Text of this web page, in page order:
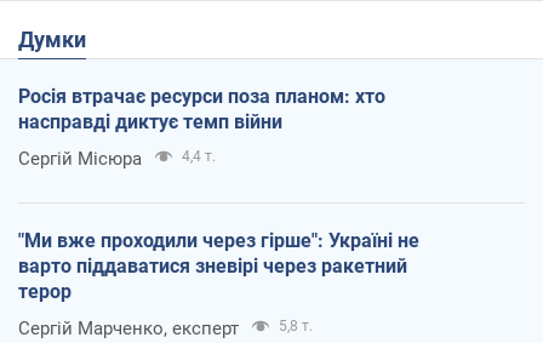
Думки
Росія втрачає ресурси поза планом: хто
насправді диктує темп війни
Сергій Місюра 4,4 т.
"Ми вже проходили через гірше": Україні не
варто піддаватися зневірі через ракетний
терор
Сергій Марченко, експерт 5,8 т.